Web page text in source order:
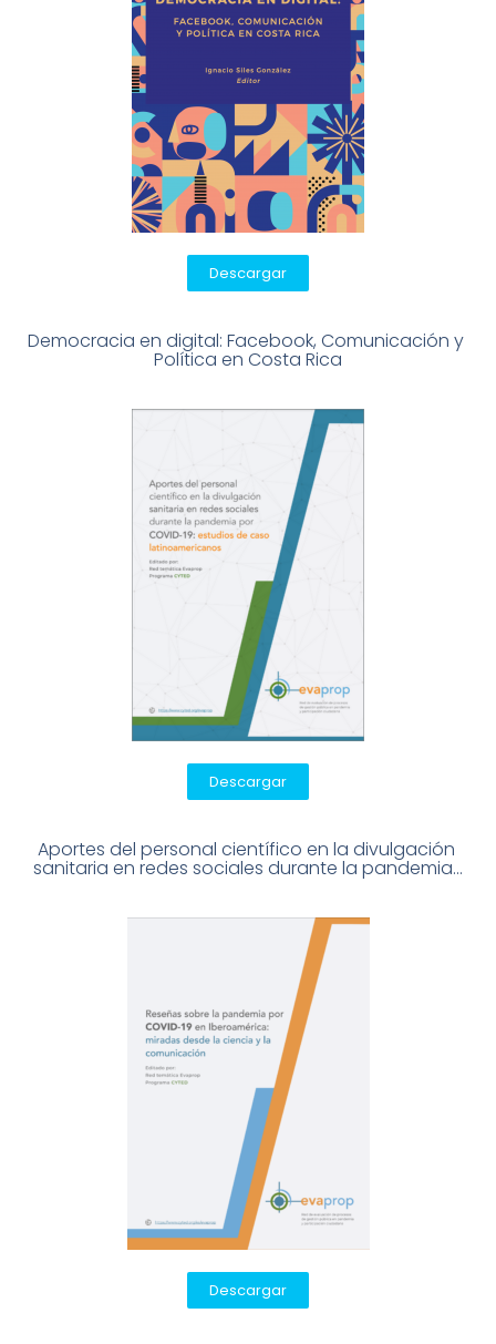
Descargar
Democracia en digital: Facebook, Comunicación y
Política en Costa Rica
Descargar
Aportes del personal científico en la divulgación
Descargar